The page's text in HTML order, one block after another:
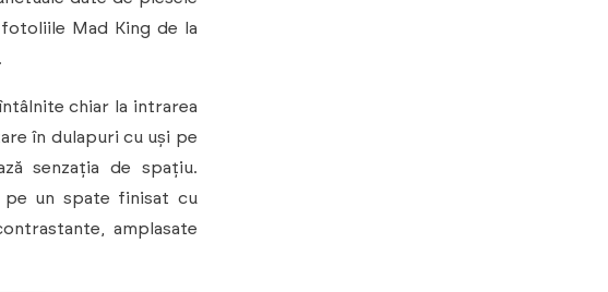
Mad King de la
chiar la intrarea
în dulapuri cu uși pe
senzația de spațiu.
un spate finisat cu
amplasate